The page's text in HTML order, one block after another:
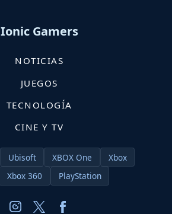
Ionic Gamers
NOTICIAS
JUEGOS
TECNOLOGÍA
CINE Y TV
Ubisoft XBOX One
Xbox
Xbox 360 PlayStation